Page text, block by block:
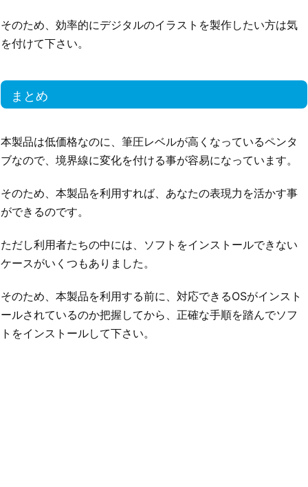
そのため、効率的にデジタルのイラストを製作したい方は気
を付けて下さい。
まとめ
本製品は低価格なのに、筆圧レベルが高くなっているペンタ
ブなので、境界線に変化を付ける事が容易になっています。
そのため、本製品を利用すれば、あなたの表現力を活かす事
ができるのです。
ただし利用者たちの中には、ソフトをインストールできない
ケースがいくつもありました。
そのため、本製品を利用する前に、対応できるOSがインスト
ールされているのか把握してから、正確な手順を踏んでソフ
トをインストールして下さい。